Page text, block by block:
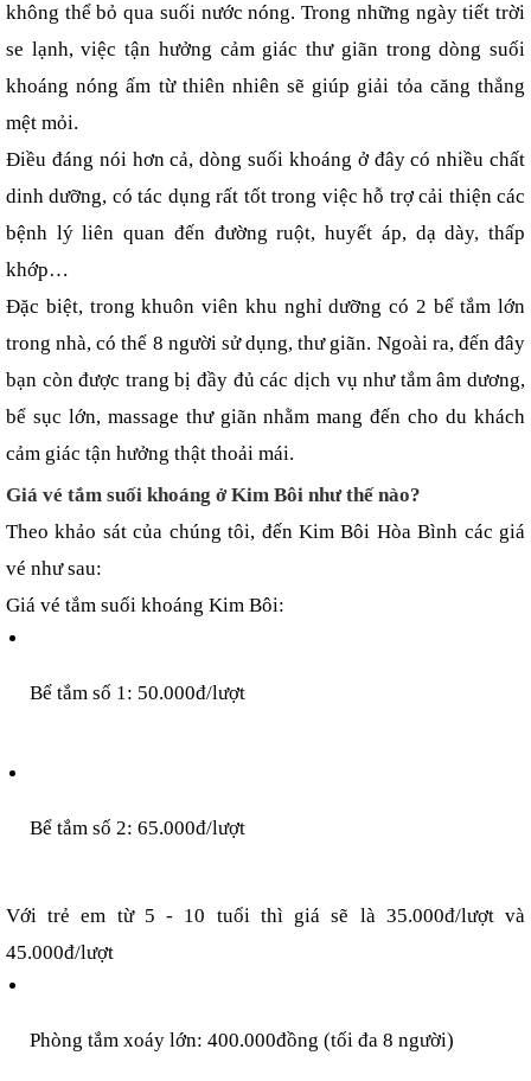
không thể bỏ qua suối nước nóng. Trong những ngày tiết trời
se lạnh, việc tận hưởng cảm giác thư giãn trong dòng suối
khoáng nóng ấm từ thiên nhiên sẽ giúp giải tỏa căng thẳng
mệt mỏi.
Điều đáng nói hơn cả, dòng suối khoáng ở đây có nhiều chất
dinh dưỡng, có tác dụng rất tốt trong việc hỗ trợ cải thiện các
bệnh lý liên quan đến đường ruột, huyết áp, dạ dày, thấp
khớp…
Đặc biệt, trong khuôn viên khu nghỉ dưỡng có 2 bể tắm lớn
trong nhà, có thể 8 người sử dụng, thư giãn. Ngoài ra, đến đây
bạn còn được trang bị đầy đủ các dịch vụ như tắm âm dương,
bể sục lớn, massage thư giãn nhằm mang đến cho du khách
cảm giác tận hưởng thật thoải mái.
Giá vé tắm suối khoáng ở Kim Bôi như thế nào?
Theo khảo sát của chúng tôi, đến Kim Bôi Hòa Bình các giá
vé như sau:
Giá vé tắm suối khoáng Kim Bôi:
Bể tắm số 1: 50.000đ/lượt
Bể tắm số 2: 65.000đ/lượt
Với trẻ em từ 5 - 10 tuổi thì giá sẽ là 35.000đ/lượt và
45.000đ/lượt
Phòng tắm xoáy lớn: 400.000đồng (tối đa 8 người)